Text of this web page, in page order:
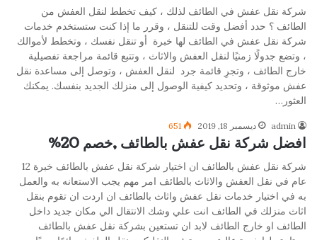
شركة نقل عفش في الطائف لذلك ، كيف تخطط لنقل العفش من
الطائف ؟ حدد أفضل وقت للتنقل ، وقرر ما إذا كنت ستستخدم خدمات
شركة نقل عفش في الطائف لها خبرة أو تنقل نفسك ، وتخطط لأموالك
، وتضع جدولًا زمنيًا لنقل العفش والاثاث ، وتتبع قائمة مراجعة تفصيلية
خارج الطائف ، وتجرِ قائمة جرد لنقل العفش ، وتوصل إلى مساعدة نقل
عفش موثوقة ، وتحديد كيفية الوصول إلى منزلك الجديد بنفسك. يمكنك
العثور…
admin ديسمبر 18, 2019 651
افضل شركة نقل عفش بالطائف ,خصم 20%
شركة نقل عفش بالطائف ان اختيار شركة نقل عفش بالطائف خبرة 12
عام في نقل العفش والاثاث بالطائف امر مهم يجب الاستعانه به والعمل
به في اختيار خدمات نقل عفش واثاث بالطائف ان اردت ان تقوم بنقل
اثاث منزلك في الطائف انت علي وشك الانتقال الي مكان جديد داخل
الطائف او خارج الطائف لابد ان تستعين بشركة نقل عفش بالطائف